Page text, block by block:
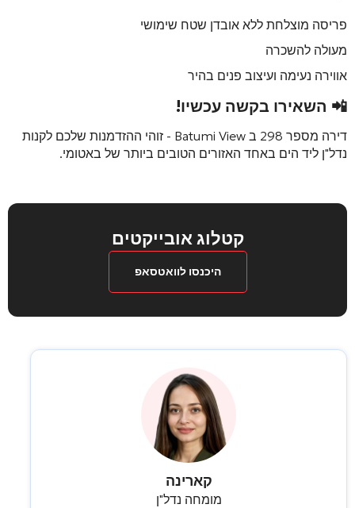
פריסה מוצלחת ללא אובדן שטח שימושי
מעולה להשכרה
אווירה נעימה ועיצוב פנים בהיר
📲 השאירו בקשה עכשיו!
דירה מספר 298 ב Batumi View - זוהי ההזדמנות שלכם לקנות
נדל"ן ליד הים באחד האזורים הטובים ביותר של באטומי.
קטלוג אובייקטים
היכנסו לוואטסאפ
קארינה
מומחה נדל"ן